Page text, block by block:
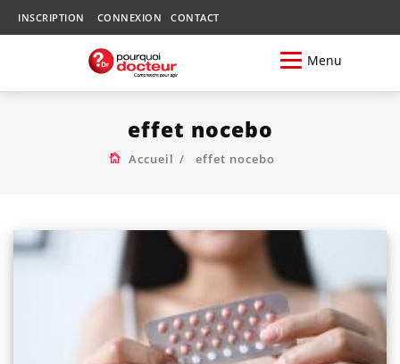
INSCRIPTION CONNEXION CONTACT
Menu
effet nocebo
Accueil effet nocebo